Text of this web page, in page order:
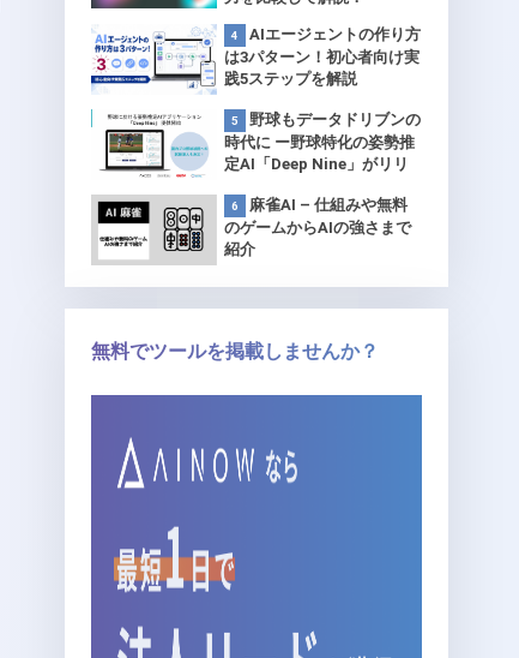
AIエージェントの作り方
は3パターン！初心者向け実
践5ステップを解説
野球もデータドリブンの
時代に ー野球特化の姿勢推
定AI「Deep Nine」がリリ
入】麻雀AI – 仕組みや無料
のゲームからAIの強さまで
紹介
無料でツールを掲載しませんか？